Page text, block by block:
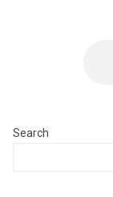
Search